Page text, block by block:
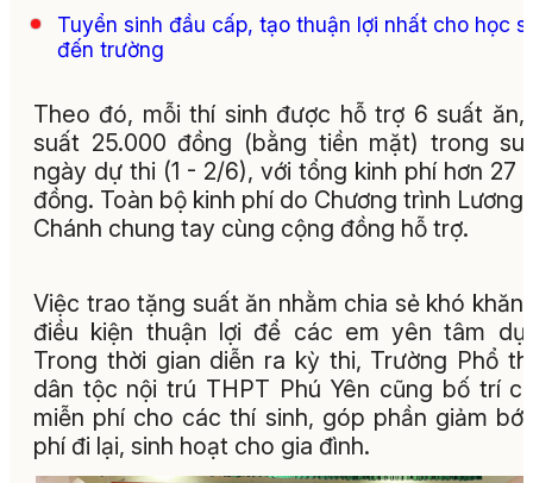
Tuyển sinh đầu cấp, tạo thuận lợi nhất cho học
đến trường
Theo đó, mỗi thí sinh được hỗ trợ 6 suất ăn,
suất 25.000 đồng (bằng tiền mặt) trong
ngày dự thi (1 - 2/6), với tổng kinh phí hơn 27
đồng. Toàn bộ kinh phí do Chương trình Lương
Chánh chung tay cùng cộng đồng hỗ trợ.
Việc trao tặng suất ăn nhằm chia sẻ khó
điều kiện thuận lợi để các em yên tâm dự
Trong thời gian diễn ra kỳ thi, Trường Phổ
dân tộc nội trú THPT Phú Yên cũng bố trí
miễn phí cho các thí sinh, góp phần giảm
phí đi lại, sinh hoạt cho gia đình.